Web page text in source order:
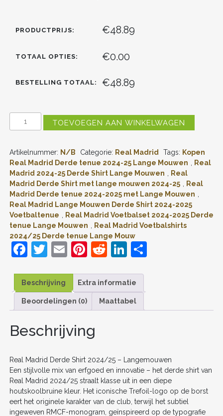
PRODUCTPRIJS: €48.89
TOTAAL OPTIES: €0.00
BESTELLING TOTAAL: €48.89
SHIRT
2024-
2025
VOETBALTENUE
LANGE
MOUW
(+
KORTE
BROEKEN)
AANTAL
TOEVOEGEN AAN WINKELWAGEN
Artikelnummer: N/B Categorie: Real Madrid Tags: Kopen
Real Madrid Derde tenue 2024-25 Lange Mouwen
Real
Madrid 2024-25 Derde Shirt Lange Mouwen
Real
Madrid Derde Shirt met lange mouwen 2024-25
Real
Madrid Derde tenue 2024-2025 met Lange Mouwen
Real Madrid Lange Mouwen Derde Shirt 2024-2025
Voetbaltenue
Real Madrid Voetbalset 2024-2025 Derde
tenue Lange Mouwen
Real Madrid Voetbalshirts
2024/25 Derde tenue Lange Mouw
F
c
e
b
o
k
T
itt
er
E
ai
l
Pi
er
e
st
R
d
di
t
Li
k
e
dI
D
Beschrijving Extra informatie
Beoordelingen (0) Maattabel
Beschrijving
Real Madrid Derde Shirt 2024/25 – Langemouwen
Een stijlvolle mix van erfgoed en innovatie – het derde shirt van
Real Madrid 2024/25 straalt klasse uit in een diepe
houtskoolbruine kleur. Het iconische Trefoil-logo op de borst
eert het originele karakter van de club, terwijl het subtiel
ingeweven RMCF-monogram, geïnspireerd op de typografie